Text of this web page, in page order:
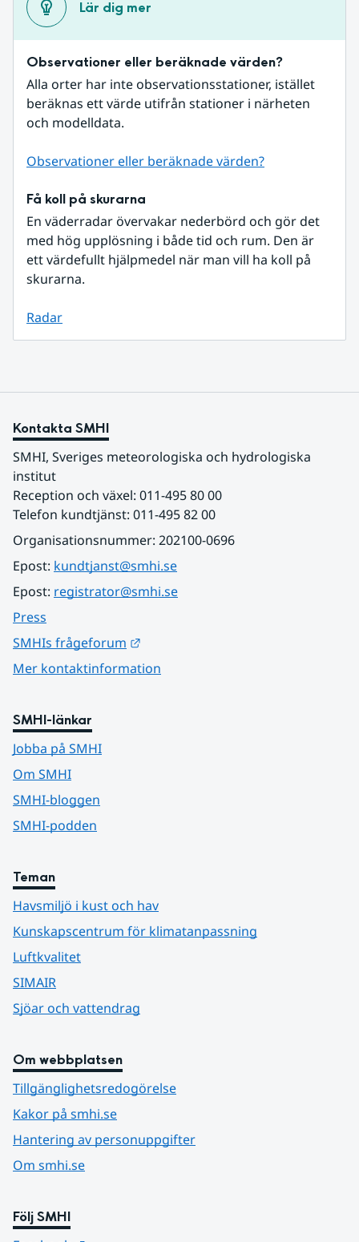
Lär dig mer
Observationer eller beräknade värden?
Alla orter har inte observationsstationer, istället
beräknas ett värde utifrån stationer i närheten
och modelldata.
Observationer eller beräknade värden?
Få koll på skurarna
En väderradar övervakar nederbörd och gör det
med hög upplösning i både tid och rum. Den är
ett värdefullt hjälpmedel när man vill ha koll på
skurarna.
Radar
Kontakta SMHI
SMHI, Sveriges meteorologiska och hydrologiska
institut
Reception och växel: 011-495 80 00
Telefon kundtjänst: 011-495 82 00
Organisationsnummer: 202100-0696
Epost: kundtjanst@smhi.se
Epost: registrator@smhi.se
Press
SMHIs frågeforum
Mer kontaktinformation
SMHI-länkar
Jobba på SMHI
Om SMHI
SMHI-bloggen
SMHI-podden
Teman
Havsmiljö i kust och hav
Kunskapscentrum för klimatanpassning
Luftkvalitet
SIMAIR
Sjöar och vattendrag
Om webbplatsen
Tillgänglighetsredogörelse
Kakor på smhi.se
Hantering av personuppgifter
Om smhi.se
Följ SMHI